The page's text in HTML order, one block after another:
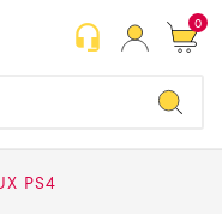
headset_mic 0
PS4